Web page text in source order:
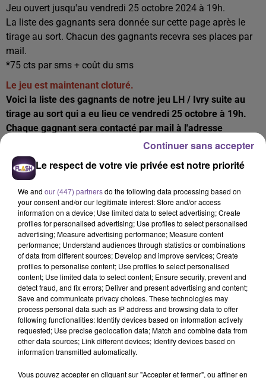
Jeu ouvert jusqu'au vendredi 25 octobre 2024 à 19h.
La liste des gagnants sera donnée sur cette page après le
tirage au sort. Chacun des gagnants recevra ses places par
mail.
*75 cts par sms + coût du sms
Le jeu est maintenant cloturé.
Voici la liste des gagnants de notre jeu LH / Ivry suite au
tirage au sort qui a eu lieu ce vendredi 25 octobre à 19h.
Chaque gagnant sera contacté par mail à l'adresse
indiquée lors de leur inscription (merci de vérifier vos
spams).
Prénom
Stéphane
MARCELLAUD
Sahin
DAGDELEN
Stevens
RUEL
Mathilde
SUDRON
Adeline
LARRY
A LA UNE
8 août 2026
Champagnac-la-Rivière : appel à témoins de la
Le respect de votre vie privée est notre priorité
We and our (447) partnersdo the following data processing based on
your consent and/or our legitimate interest: Store and/or access
information on a device; Use limited data to select advertising; Create
profiles for personalised advertising; Use profiles to select personalised
advertising; Measure advertising performance; Measure content
performance; Understand audiences through statistics or combinations
of data from different sources; Develop and improve services; Create
profiles to personalise content; Use profiles to select personalised
content; Use limited data to select content; Ensure security, prevent and
detect fraud, and fix errors; Deliver and present advertising and content;
Save and communicate privacy choices. These technologies may
process personal data such as IP address and browsing data to offer
following functionalities: Identify devices based on information actively
requested; Use precise geolocation data; Match and combine data from
other data sources; Link different devices; Identify devices based on
information transmitted automatically.
Vous pouvez accepter en cliquant sur "Accepter et fermer", ou affiner en
Continuer sans accepter